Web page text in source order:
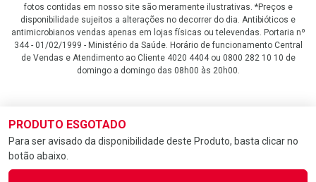
PRODUTO ESGOTADO
Para ser avisado da disponibilidade deste Produto, basta clicar no
botão abaixo.
fotos contidas em nosso site são meramente ilustrativas. *Preços e
disponibilidade sujeitos a alterações no decorrer do dia. Antibióticos e
antimicrobianos vendas apenas em lojas físicas ou televendas. Portaria nº
344 - 01/02/1999 - Ministério da Saúde. Horário de funcionamento Central
de Vendas e Atendimento ao Cliente 4020 4404 ou 0800 282 10 10 de
domingo a domingo das 08h00 às 20h00.